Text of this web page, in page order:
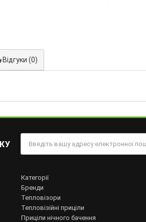
Відгуки (0)
Категорії
Бренди
Тепловізори
Тепловізійні приціли
Приціли нічного бачення